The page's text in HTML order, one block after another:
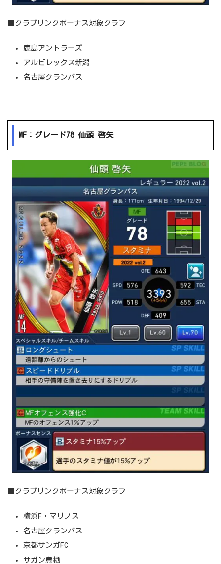
■クラブリンクボーナス対象クラブ
鹿島アントラーズ
アルビレックス新潟
名古屋グランパス
MF：グレード78 仙頭 啓矢
■クラブリンクボーナス対象クラブ
横浜F・マリノス
名古屋グランパス
京都サンガFC
サガン鳥栖